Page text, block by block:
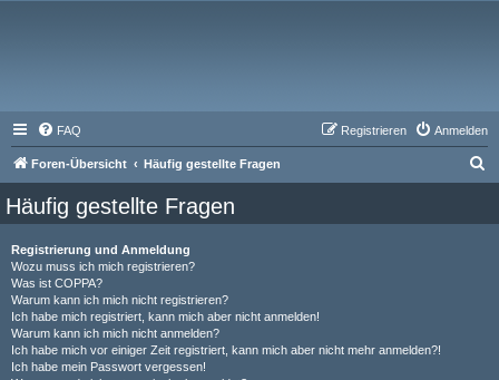
FAQ Anmelden
Registrieren
Foren-Übersicht Häufig gestellte Fragen
Häufig gestellte Fragen
Registrierung und Anmeldung
Wozu muss ich mich registrieren?
Was ist COPPA?
Warum kann ich mich nicht registrieren?
Ich habe mich registriert, kann mich aber nicht anmelden!
Warum kann ich mich nicht anmelden?
Ich habe mich vor einiger Zeit registriert, kann mich aber nicht mehr anmelden?!
Ich habe mein Passwort vergessen!